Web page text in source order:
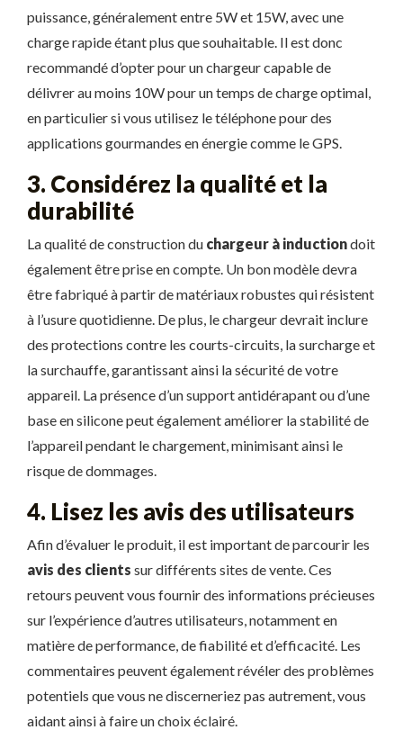
puissance, généralement entre 5W et 15W, avec une
charge rapide étant plus que souhaitable. Il est donc
recommandé d’opter pour un chargeur capable de
délivrer au moins 10W pour un temps de charge optimal,
en particulier si vous utilisez le téléphone pour des
applications gourmandes en énergie comme le GPS.
3. Considérez la qualité et la
durabilité
La qualité de construction du chargeur à inductiondoit
également être prise en compte. Un bon modèle devra
être fabriqué à partir de matériaux robustes qui résistent
à l’usure quotidienne. De plus, le chargeur devrait inclure
des protections contre les courts-circuits, la surcharge et
la surchauffe, garantissant ainsi la sécurité de votre
appareil. La présence d’un support antidérapant ou d’une
base en silicone peut également améliorer la stabilité de
l’appareil pendant le chargement, minimisant ainsi le
risque de dommages.
4. Lisez les avis des utilisateurs
Afin d’évaluer le produit, il est important de parcourir les
avis des clients sur différents sites de vente. Ces
retours peuvent vous fournir des informations précieuses
sur l’expérience d’autres utilisateurs, notamment en
matière de performance, de fiabilité et d’efficacité. Les
commentaires peuvent également révéler des problèmes
potentiels que vous ne discerneriez pas autrement, vous
aidant ainsi à faire un choix éclairé.